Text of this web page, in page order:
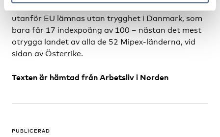
Österrike och Schweiz. Medborgar från länder
utanför EU lämnas utan trygghet i Danmark, som
bara får 17 indexpoäng av 100 – nästan det mest
otrygga landet av alla de 52 Mipex-länderna, vid
sidan av Österrike.
Texten är hämtad från Arbetsliv i Norden
PUBLICERAD